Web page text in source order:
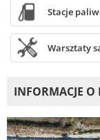
Stacje
Warsztaty
INFORMACJE O